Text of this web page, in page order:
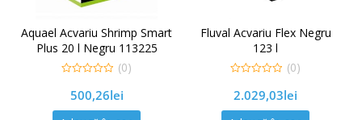
Aquael Acvariu Shrimp Smart
Plus 20 l Negru 113225
out
5
(0)
500,26lei
Fluval Acvariu Flex Negru
123 l
out
of
5
(0)
2.029,03lei